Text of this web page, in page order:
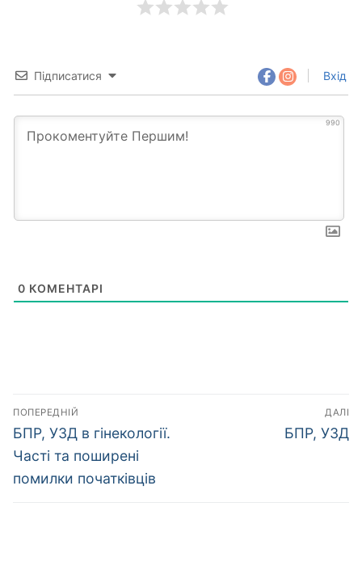
Підписатися Вхід
990
0 КОМЕНТАРІ
Навігація
записів
ПОПЕРЕДНІЙ
Попередній
запис:
БПР, УЗД в гінекології.
Часті та поширені
помилки початківців
ДАЛІ
Наступний
БПР, УЗД